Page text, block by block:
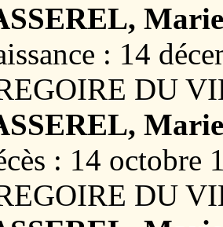
: 14
DU
: 14 octobre
DU